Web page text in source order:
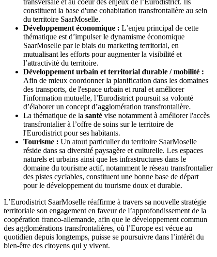
constituent la base d'une cohabitation transfrontalière au sein
du territoire SaarMoselle.
Développement économique : L’enjeu principal de cette
thématique est d’impulser le dynamisme économique
SaarMoselle par le biais du marketing territorial, en
mutualisant les efforts pour augmenter la visibilité et
l’attractivité du territoire.
Développement urbain et territorial durable / mobilité :
Afin de mieux coordonner la planification dans les domaines
des transports, de l'espace urbain et rural et améliorer
l'information mutuelle, l’Eurodistrict poursuit sa volonté
d’élaborer un concept d’agglomération transfrontalière.
La thématique de la santé vise notamment à améliorer l'accès
transfrontalier à l’offre de soins sur le territoire de
l'Eurodistrict pour ses habitants.
Tourisme : Un atout particulier du territoire SaarMoselle
réside dans sa diversité paysagère et culturelle. Les espaces
naturels et urbains ainsi que les infrastructures dans le
domaine du tourisme actif, notamment le réseau transfrontalier
des pistes cyclables, constituent une bonne base de départ
pour le développement du tourisme doux et durable.
L’Eurodistrict SaarMoselle réaffirme à travers sa nouvelle stratégie
territoriale son engagement en faveur de l’approfondissement de la
coopération franco-allemande, afin que le développement commun
des agglomérations transfrontalières, où l’Europe est vécue au
quotidien depuis longtemps, puisse se poursuivre dans l’intérêt du
bien-être des citoyens qui y vivent.